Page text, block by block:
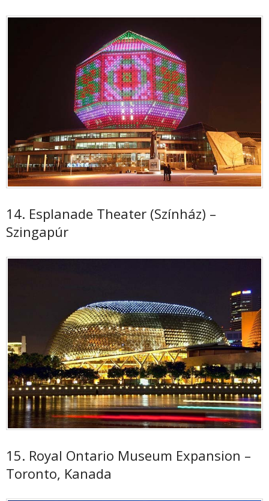
14. Esplanade Theater (Színház) –
Szingapúr
15. Royal Ontario Museum Expansion –
Toronto, Kanada